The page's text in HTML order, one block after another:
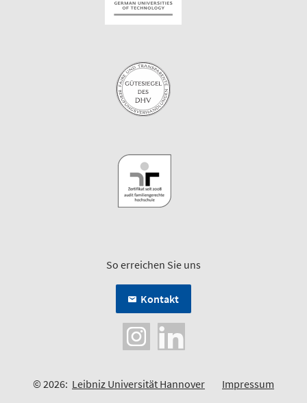
So erreichen Sie uns
Kontakt
© 2026: Leibniz Universität Hannover
Impressum